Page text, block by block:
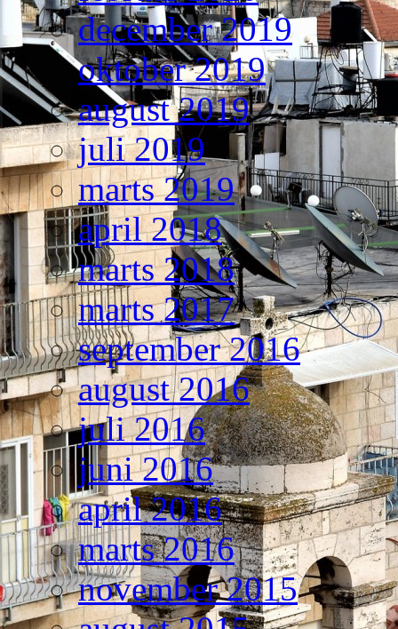
december 2019
oktober 2019
august 2019
juli 2019
marts 2019
april 2018
marts 2018
marts 2017
september 2016
august 2016
juli 2016
juni 2016
april 2016
marts 2016
november 2015